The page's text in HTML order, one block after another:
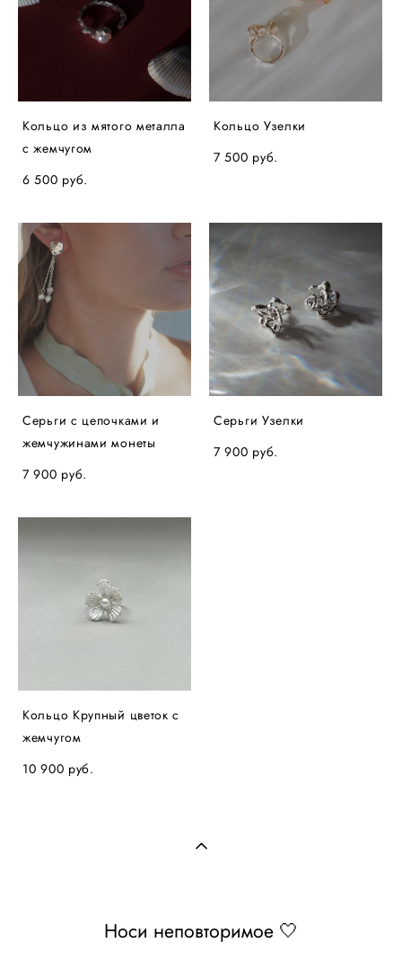
Кольцо из мятого металла
с жемчугом
6 500 pуб.
Кольцо Узелки
7 500 pуб.
Серьги с цепочками и
жемчужинами монеты
7 900 pуб.
Серьги Узелки
7 900 pуб.
Кольцо Крупный цветок с
жемчугом
10 900 pуб.
Носи неповторимое 🤍